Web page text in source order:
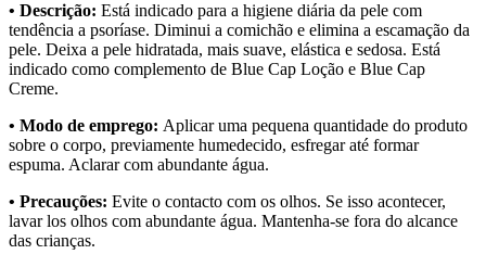
• Descrição: Está indicado para a higiene diária da pele com
tendência a psoríase. Diminui a comichão e elimina a escamação da
pele. Deixa a pele hidratada, mais suave, elástica e sedosa. Está
indicado como complemento de Blue Cap Loção e Blue Cap
Creme.
• Modo de emprego: Aplicar uma pequena quantidade do produto
sobre o corpo, previamente humedecido, esfregar até formar
espuma. Aclarar com abundante água.
• Precauções: Evite o contacto com os olhos. Se isso acontecer,
lavar los olhos com abundante água. Mantenha-se fora do alcance
das crianças.